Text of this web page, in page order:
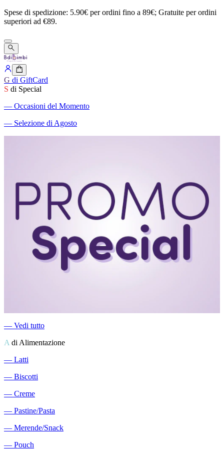
Spese di spedizione: 5.90€ perordini fino a 89€; Gratuite perordini
superiori ad €89.
G di GiftCard
S di Special
― Occasioni del Momento
― Selezione di Agosto
― Vedi tutto
A di Alimentazione
― Latti
― Biscotti
― Creme
― Pastine/Pasta
― Merende/Snack
― Pouch